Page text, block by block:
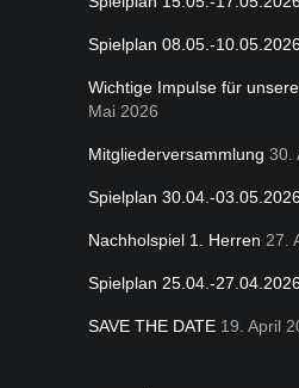
Spielplan 08.05.-10.05.2026
Wichtige Impulse für
Mai 2026
Mitgliederversammlung 30.
Spielplan 30.04.-03.05.2026
Nachholspiel 1. Herren 27.
Spielplan 25.04.-27.04.2026
SAVE THE DATE 19. April